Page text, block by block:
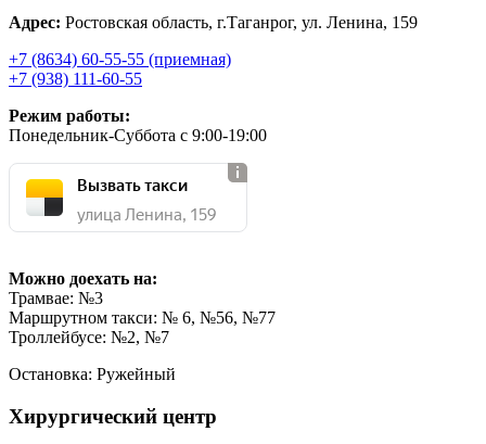
Адрес: Ростовская область, г.Таганрог, ул. Ленина, 159
+7 (8634) 60-55-55 (приемная)
+7 (938) 111-60-55
Режим работы:
Понедельник-Суббота с 9:00-19:00
Вызвать такси
улица Ленина, 159
Можно доехать на:
Трамвае: №3
Маршрутном такси: № 6, №56, №77
Троллейбусе: №2, №7
Остановка: Ружейный
Хирургический центр